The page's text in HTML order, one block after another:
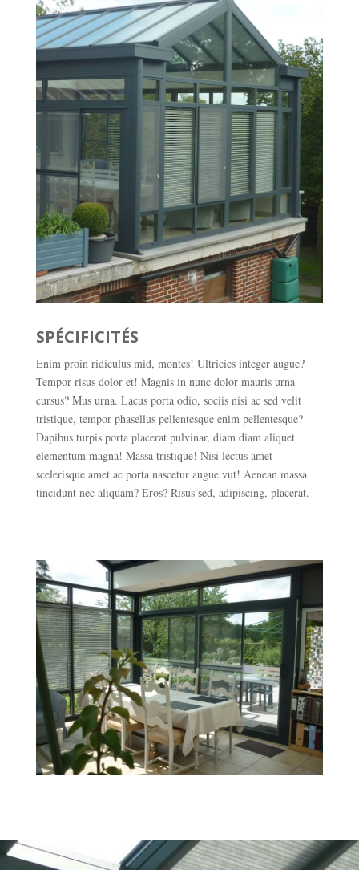
SPÉCIFICITÉS
Enim proin ridiculus mid, montes! Ultricies integer augue?
Tempor risus dolor et! Magnis in nunc dolor mauris urna
cursus? Mus urna. Lacus porta odio, sociis nisi ac sed velit
tristique, tempor phasellus pellentesque enim pellentesque?
Dapibus turpis porta placerat pulvinar, diam diam aliquet
elementum magna! Massa tristique! Nisi lectus amet
scelerisque amet ac porta nascetur augue vut! Aenean massa
tincidunt nec aliquam? Eros? Risus sed, adipiscing, placerat.